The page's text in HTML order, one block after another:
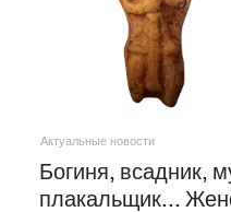
Актуальные новости
Богиня, всадник,
плакальщик...